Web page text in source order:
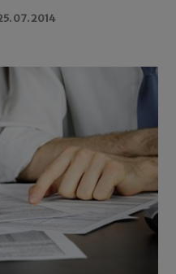
07. 2014